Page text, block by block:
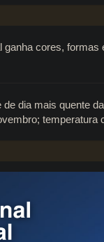
ganha cores, formas
de dia mais quente
temperatura